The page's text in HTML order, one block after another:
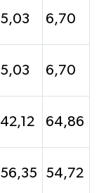
5,03 6,70
5,03 6,70
42,12 64,86
56,35 54,72